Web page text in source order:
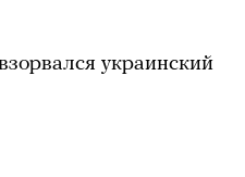
украинский